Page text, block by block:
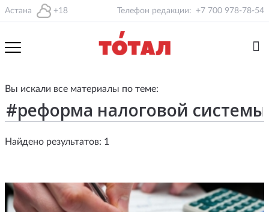
Астана +18 Телефон редакции: +7 700 978-78-54
Вы искали все материалы по теме:
Найдено результатов: 1